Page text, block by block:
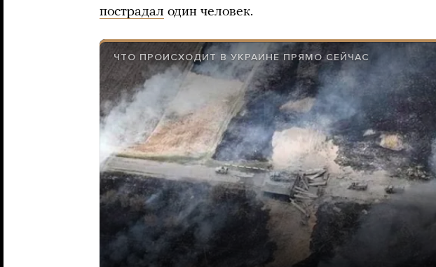
пострадал один человек.
ЧТО ПРОИСХОДИТ В УКРАИНЕ ПРЯМО СЕЙЧАС